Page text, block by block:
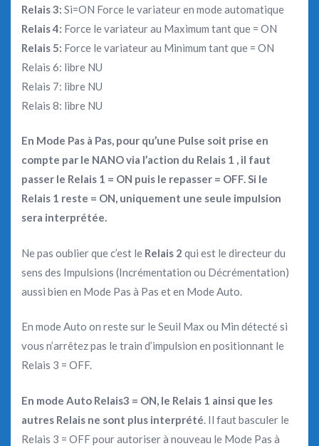
Relais 3: Si=ON Force le variateur en mode automatique
Relais 4: Force le variateur au Maximum tant que = ON
Relais 5: Force le variateur au Minimum tant que = ON
Relais 6: libre NU
Relais 7: libre NU
Relais 8: libre NU
En Mode Pas à Pas, pour qu’une Pulse soit prise en
compte par le NANO via l’action du Relais 1 , il faut
passer le Relais 1 = ON puis le repasser = OFF.Si le
Relais 1 reste = ON, uniquement une seule impulsion
sera interprétée.
Ne pas oublier que c’est le Relais 2 qui est le directeur du
sens des Impulsions (Incrémentation ou Décrémentation)
aussi bien en Mode Pas à Pas et en Mode Auto.
En mode Auto on reste sur le Seuil Max ou Min détecté si
vous n’arrêtez pas le train d’impulsion en positionnant le
Relais 3 = OFF.
En mode Auto Relais3 = ON, le Relais 1 ainsi que les
autres Relais ne sont plus interprété . Il faut basculer le
Relais 3 = OFF pour autoriser à nouveau le Mode Pas à